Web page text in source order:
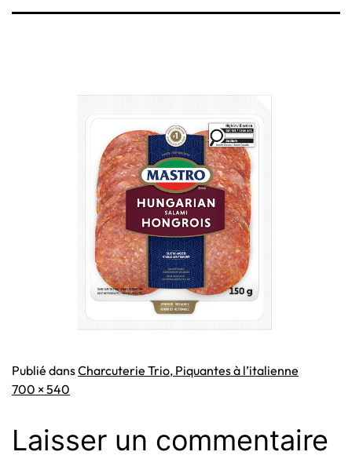
Publié dansCharcuterie Trio, Piquantes à l’italienne
Taille
700 × 540
Laisser un commentaire